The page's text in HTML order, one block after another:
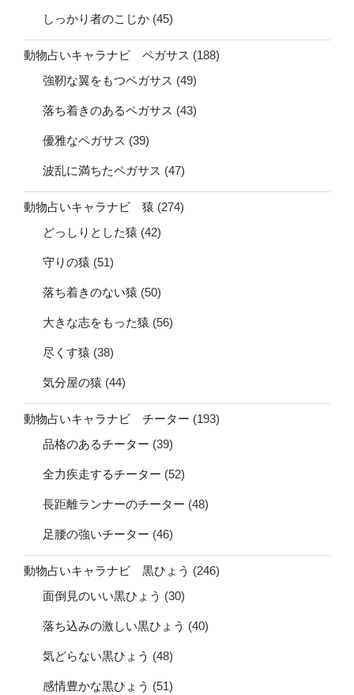
しっかり者のこじか (45)
動物占いキャラナビ ペガサス (188)
強靭な翼をもつペガサス (49)
落ち着きのあるペガサス (43)
優雅なペガサス (39)
波乱に満ちたペガサス (47)
動物占いキャラナビ 猿 (274)
どっしりとした猿 (42)
守りの猿 (51)
落ち着きのない猿 (50)
大きな志をもった猿 (56)
尽くす猿 (38)
気分屋の猿 (44)
動物占いキャラナビ チーター (193)
品格のあるチーター (39)
全力疾走するチーター (52)
長距離ランナーのチーター (48)
足腰の強いチーター (46)
動物占いキャラナビ 黒ひょう (246)
面倒見のいい黒ひょう (30)
落ち込みの激しい黒ひょう (40)
気どらない黒ひょう (48)
感情豊かな黒ひょう (51)